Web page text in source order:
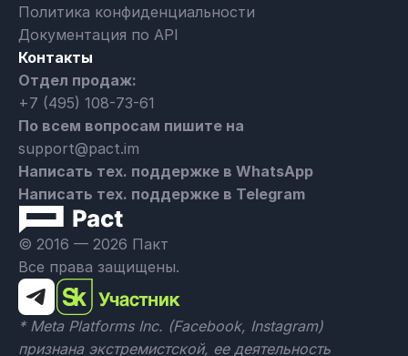
© 2016 — 2026 Пакт
Все права защищены.
* Meta Platforms Inc. (Facebook, Instagram)
признана экстремистской, ее деятельность
Политика конфиденциальности
Документация по API
Контакты
Отдел продаж:
+7 (495) 108-73-61
По всем вопросам пишите на
support@pact.im
Написать тех. поддержке в WhatsApp
Написать тех. поддержке в Telegram